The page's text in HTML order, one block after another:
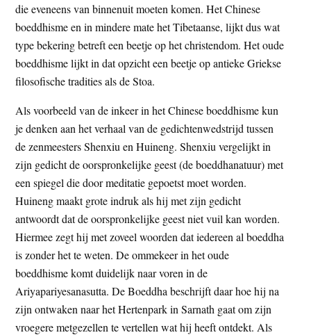
die eveneens van binnenuit moeten komen. Het Chinese
boeddhisme en in mindere mate het Tibetaanse, lijkt dus wat
type bekering betreft een beetje op het christendom. Het oude
boeddhisme lijkt in dat opzicht een beetje op antieke Griekse
filosofische tradities als de Stoa.
Als voorbeeld van de inkeer in het Chinese boeddhisme kun
je denken aan het verhaal van de gedichtenwedstrijd tussen
de zenmeesters Shenxiu en Huineng. Shenxiu vergelijkt in
zijn gedicht de oorspronkelijke geest (de boeddhanatuur) met
een spiegel die door meditatie gepoetst moet worden.
Huineng maakt grote indruk als hij met zijn gedicht
antwoordt dat de oorspronkelijke geest niet vuil kan worden.
Hiermee zegt hij met zoveel woorden dat iedereen al boeddha
is zonder het te weten. De ommekeer in het oude
boeddhisme komt duidelijk naar voren in de
Ariyapariyesanasutta. De Boeddha beschrijft daar hoe hij na
zijn ontwaken naar het Hertenpark in Sarnath gaat om zijn
vroegere metgezellen te vertellen wat hij heeft ontdekt. Als